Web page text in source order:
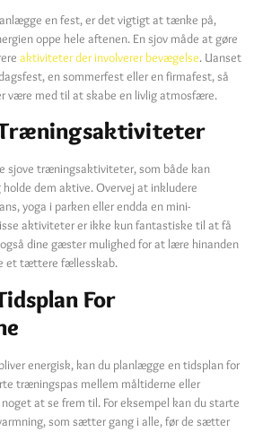
en fest, er det vigtigt at tænke på,
oppe hele aftenen. En sjov måde at gøre
aktiviteter der involverer bevægelse. Uanset
en sommerfest eller en firmafest, så
være med til at skabe en livlig atmosfære.
sjove træningsaktiviteter, som både kan
dem aktive. Overvej at inkludere
yoga i parken eller endda en mini-
aktiviteter er ikke kun fantastiske til at få
dine gæster mulighed for at lære hinanden
et tættere fællesskab.
For
energisk, kan du planlægge en tidsplan for
træningspas mellem måltiderne eller
at se frem til. For eksempel kan du starte
som sætter gang i alle, før de sætter